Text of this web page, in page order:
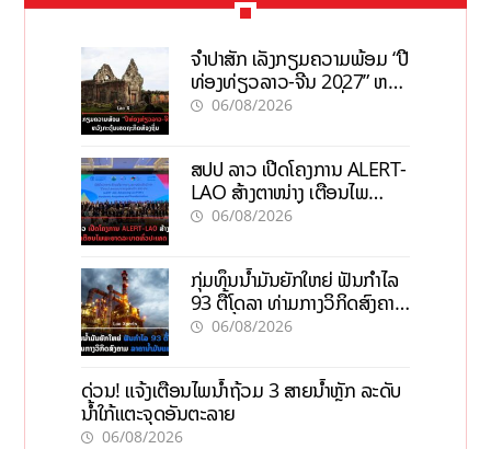
ຈຳປາສັກ ເລັ່ງກຽມຄວາມພ້ອມ “ປີ
ທ່ອງທ່ຽວລາວ-ຈີນ 2027” ຫວັງ
ກະຕຸ້ນເສດຖະກິດທ້ອງຖິ່ນ
06/08/2026
ສປປ ລາວ ເປີດໂຄງການ ALERT-
LAO ສ້າງຕາໜ່າງ ເຕືອນໄພ
ພະຍາດລະບາດທົ່ວປະເທດ
06/08/2026
ກຸ່ມທຶນນ້ຳມັນຍັກໃຫຍ່ ຟັນກຳໄລ
93 ຕື້ໂດລາ ທ່າມກາງວິກິດສົງຄາມ
ລາຄານໍ້າມັນແພງ
06/08/2026
ດ່ວນ! ແຈ້ງເຕືອນໄພນໍ້າຖ້ວມ 3 ສາຍນໍ້າຫຼັກ ລະດັບ
ນໍ້າໃກ້ແຕະຈຸດອັນຕະລາຍ
06/08/2026